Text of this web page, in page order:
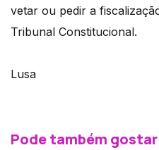
vetar ou pedir a
Tribunal Constitucional.
Lusa
Pode também gostar